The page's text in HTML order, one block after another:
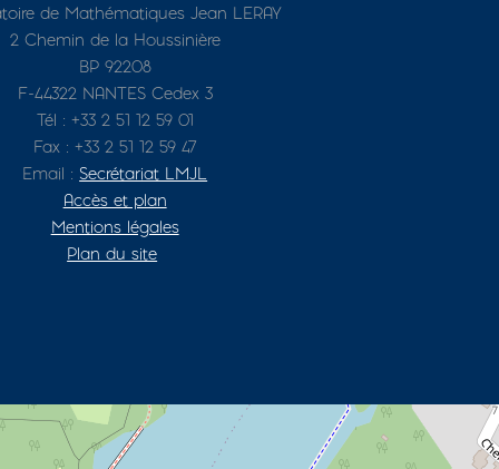
de Mathématiques Jean LERAY
2 Chemin de la Houssinière
BP 92208
F-44322 NANTES Cedex 3
Tél : +33 2 51 12 59 01
Fax : +33 2 51 12 59 47
Email : Secrétariat LMJL
Accès et plan
Mentions légales
Plan du site